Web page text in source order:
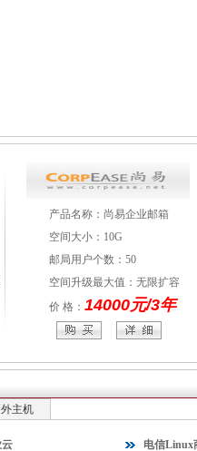
产品名称：尚易企业邮箱
空间大小：10G
邮局用户个数：50
空间升级最大值：无限扩容
14000元/3年
外主机
云
电信Linux